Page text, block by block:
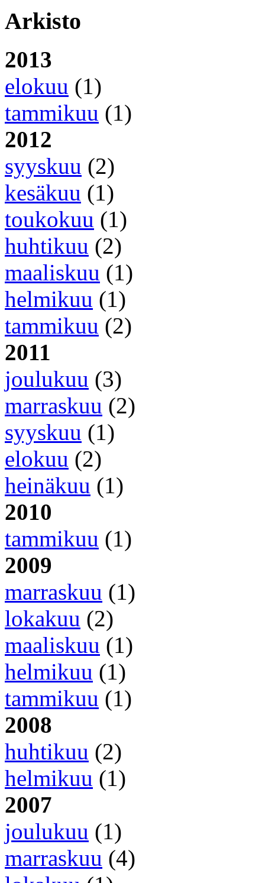
Arkisto
2013
elokuu (1)
tammikuu (1)
2012
syyskuu (2)
kesäkuu (1)
toukokuu (1)
huhtikuu (2)
maaliskuu (1)
helmikuu (1)
tammikuu (2)
2011
joulukuu (3)
marraskuu (2)
syyskuu (1)
elokuu (2)
heinäkuu (1)
2010
tammikuu (1)
2009
marraskuu (1)
lokakuu (2)
maaliskuu (1)
helmikuu (1)
tammikuu (1)
2008
huhtikuu (2)
helmikuu (1)
2007
joulukuu (1)
marraskuu (4)